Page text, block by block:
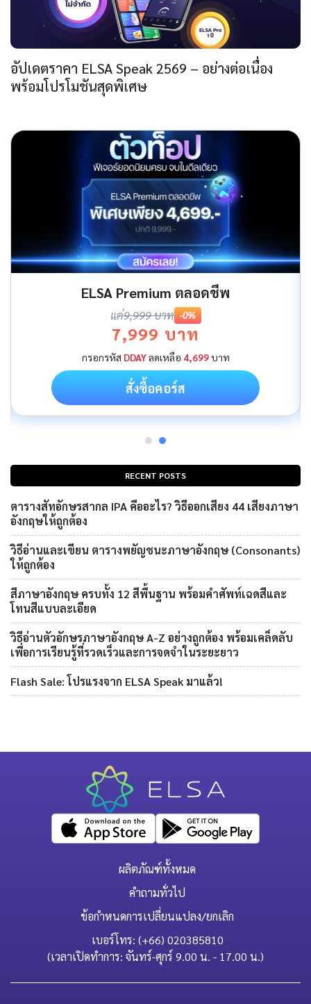
อัปเดตราคา ELSA Speak 2569 – อย่างต่อเนื่อง
พร้อมโปรโมชันสุดพิเศษ
RECENT POSTS
ตารางสัทอักษรสากล IPA คืออะไร? วิธีออกเสียง 44 เสียงภาษา
อังกฤษให้ถูกต้อง
วิธีอ่านและเขียน ตารางพยัญชนะภาษาอังกฤษ (Consonants)
ให้ถูกต้อง
สีภาษาอังกฤษ ครบทั้ง 12 สีพื้นฐาน พร้อมคำศัพท์เฉดสีและ
โทนสีแบบละเอียด
วิธีอ่านตัวอักษรภาษาอังกฤษ A-Z อย่างถูกต้อง พร้อมเคล็ดลับ
เพื่อการเรียนรู้ที่รวดเร็วและการจดจำในระยะยาว
Flash Sale: โปรแรงจาก ELSA Speak มาแล้ว!
ELSA Premium ตลอดชีพ
แค่9,999 บาท -0%
7,999 บาท
กรอกรหัส DDAYลดเหลือ 4,699บาท
สั่งซื้อคอร์ส
ผลิตภัณฑ์ทั้งหมด
คำถามทั่วไป
ข้อกำหนดการเปลี่ยนแปลง/ยกเลิก
เบอร์โทร: (+66) 020385810
(เวลาเปิดทำการ: จันทร์-ศุกร์ 9.00 น. - 17.00 น.)